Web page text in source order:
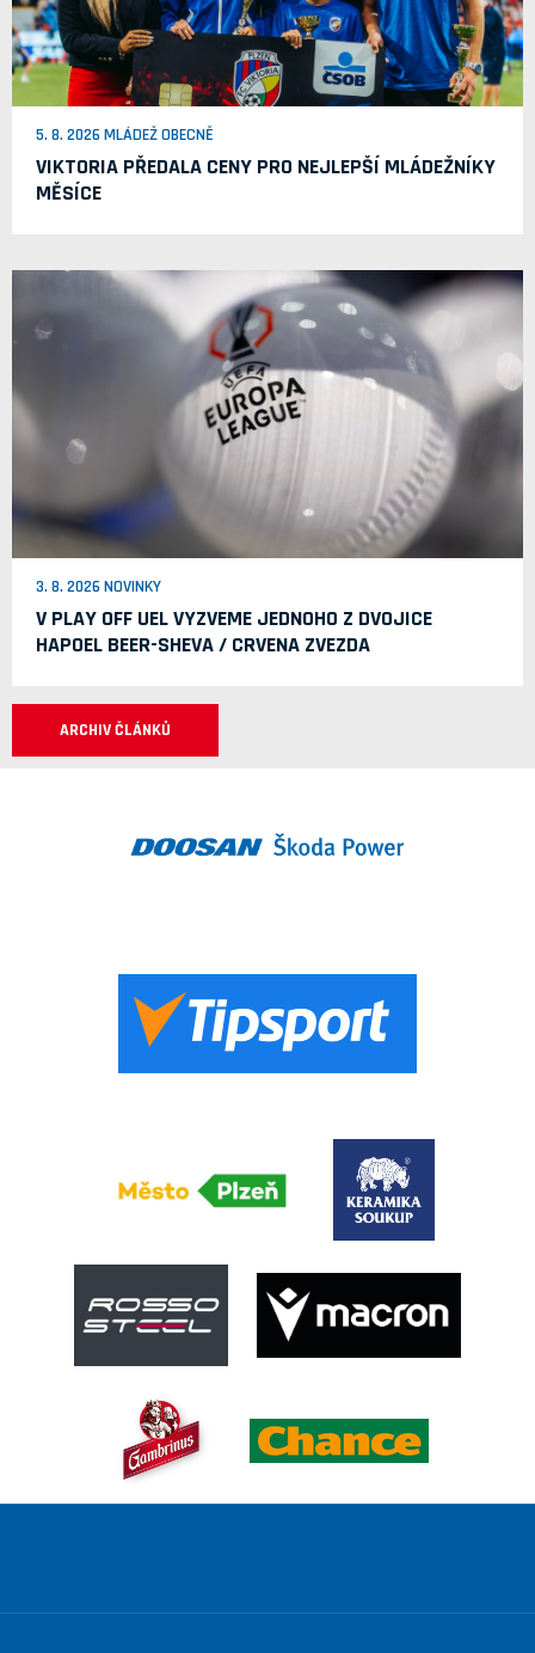
5. 8. 2026 MLÁDEŽ OBECNĚ
VIKTORIA PŘEDALA CENY PRO NEJLEPŠÍ MLÁDEŽNÍKY
MĚSÍCE
3. 8. 2026 NOVINKY
V PLAY OFF UEL VYZVEME JEDNOHO Z DVOJICE
HAPOEL BEER-SHEVA / CRVENA ZVEZDA
ARCHIV ČLÁNKŮ